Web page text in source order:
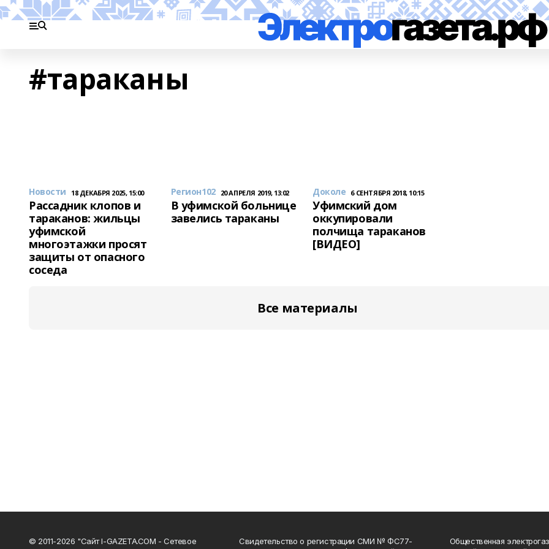
#тараканы
Новости 18 ДЕКАБРЯ 2025, 15:00
Рассадник клопов и
тараканов: жильцы
уфимской
многоэтажки просят
защиты от опасного
соседа
Регион102 20 АПРЕЛЯ 2019, 13:02
В уфимской больнице
завелись тараканы
Доколе 6 СЕНТЯБРЯ 2018, 10:15
Уфимский дом
оккупировали
полчища тараканов
[ВИДЕО]
Все материалы
© 2011-2026 "Сайт I-GAZETA.COM - Сетевое
Свидетельство о регистрации СМИ № ФС77-
Общественная